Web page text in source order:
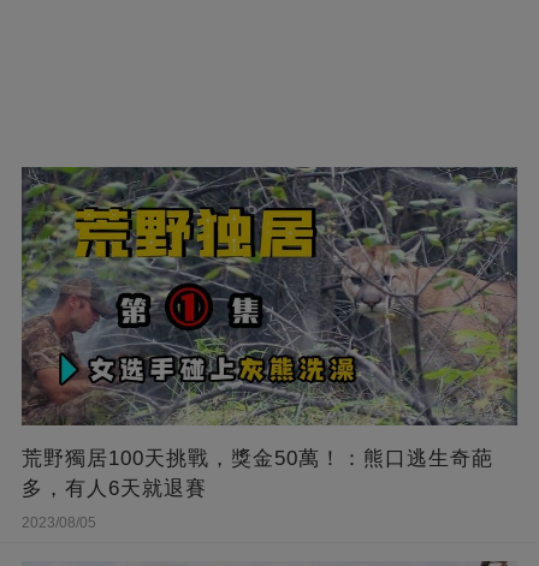
荒野獨居100天挑戰，獎金50萬！：熊口逃生奇葩
多，有人6天就退賽
2023/08/05